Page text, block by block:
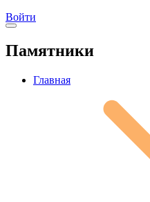
Войти
Памятники
Главная